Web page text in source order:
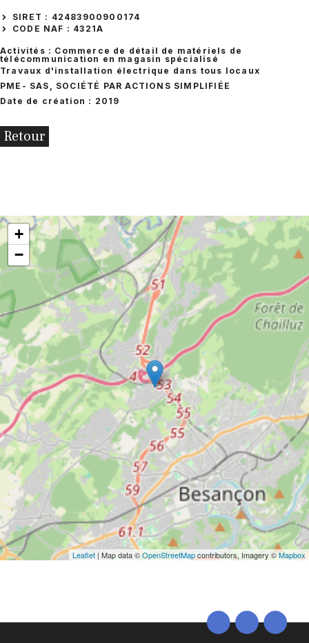
SIRET : 42483900900174
CODE NAF : 4321A
Activités : Commerce de détail de matériels de
télécommunication en magasin spécialisé
Travaux d'installation électrique dans tous locaux
PME - SAS, SOCIÉTÉ PAR ACTIONS SIMPLIFIÉE
Date de création : 2019
Retour
+
−
Leaflet | Map data ©OpenStreetMapcontributors, Imagery ©Mapbox